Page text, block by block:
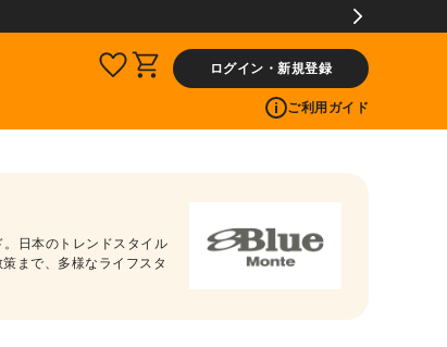
ログイン・新規登録
ご利用ガイド
日本のトレンドスタイル
まで、多様なライフスタ